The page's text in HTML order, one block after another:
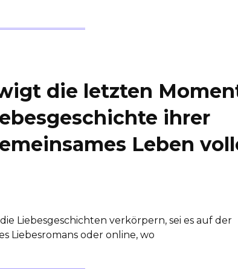
die letzten
ihrer
Leben
Liebesgeschichten verkörpern, sei es auf der
Liebesromans oder online, wo